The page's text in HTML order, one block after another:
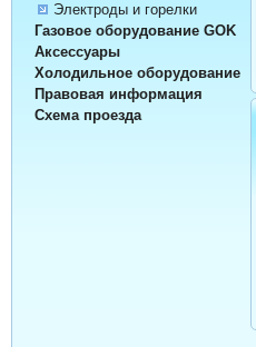
Электроды и горелки
Газовое оборудование GOK
Аксессуары
Холодильное оборудование
Правовая информация
Схема проезда